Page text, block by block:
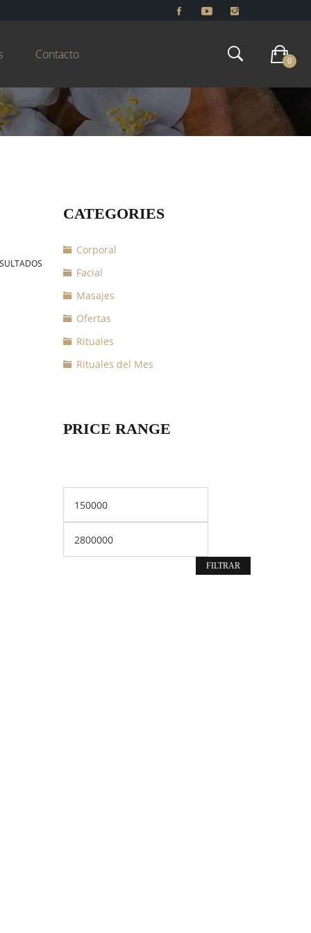
Contacto 0
desde $330000 hasta $470000
CATEGORIES
Corporal
Facial
Masajes
Ofertas
Rituales
Rituales del Mes
PRICE RANGE
mínimo
FILTRAR